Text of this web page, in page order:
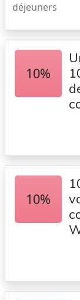
déjeuners
10%
10%